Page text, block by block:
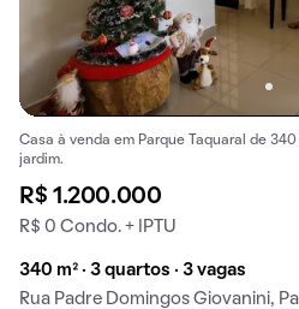
Casa à venda em Parque Taquaral de
jardim.
R$ 1.200.000
R$ 0 Condo. + IPTU
340 m² · 3 quartos · 3 vagas
Rua Padre Domingos Giovanini,